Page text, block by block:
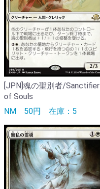
[JPN]魂の聖別者/Sanctifier
of Souls
NM 50円 在庫：5